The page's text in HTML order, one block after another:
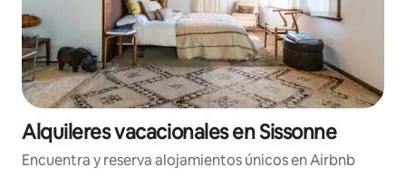
Alquileres vacacionales en Sissonne
Encuentra y reserva alojamientos únicos en Airbnb